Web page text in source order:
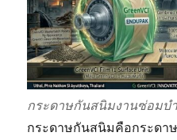
กระดาษกันสนิมงานซ่อมบ
กระดาษกันสนิมคือกระดา